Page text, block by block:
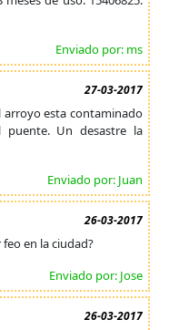
Enviado por: ms
27-03-2017
arroyo esta contaminado
puente. Un desastre la
Enviado por: Juan
26-03-2017
en la ciudad?
Enviado por: Jose
26-03-2017